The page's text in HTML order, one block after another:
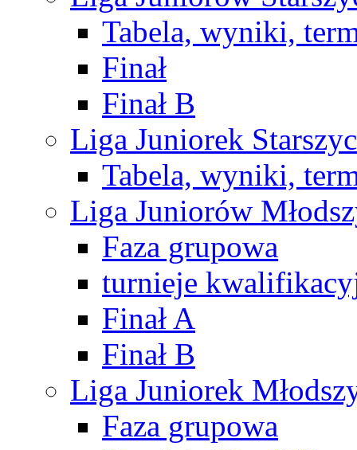
Tabela, wyniki,
Finał
Finał B
Liga Juniorek
Tabela, wyniki,
Liga Juniorów
Faza grupowa
turnieje
Finał A
Finał B
Liga Juniorek
Faza grupowa